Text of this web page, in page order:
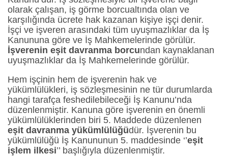
olarak çalışan, iş görme borcualtında olan ve
karşılığında ücrete hak kazanan kişiye işçi denir.
İşçi ve işveren arasındaki tüm uyuşmazlıklar da İş
Kanununa göre ve İş Mahkemelerinde görülür.
İşverenin eşit davranma borcundan kaynaklanan
uyuşmazlıklar da İş Mahkemelerinde görülür.
Hem işçinin hem de işverenin hak ve
yükümlülükleri, iş sözleşmesinin ne tür durumlarda
hangi tarafça feshedilebileceği İş Kanunu’nda
düzenlenmiştir. Kanuna göre işverenin en önemli
yükümlülüklerinden biri 5. Maddede düzenlenen
eşit davranma yükümlülüğüdür. İşverenin bu
yükümlülüğü İş Kanununun 5. maddesinde ‘’eşit
işlem ilkesi’’ başlığıyla düzenlenmiştir.